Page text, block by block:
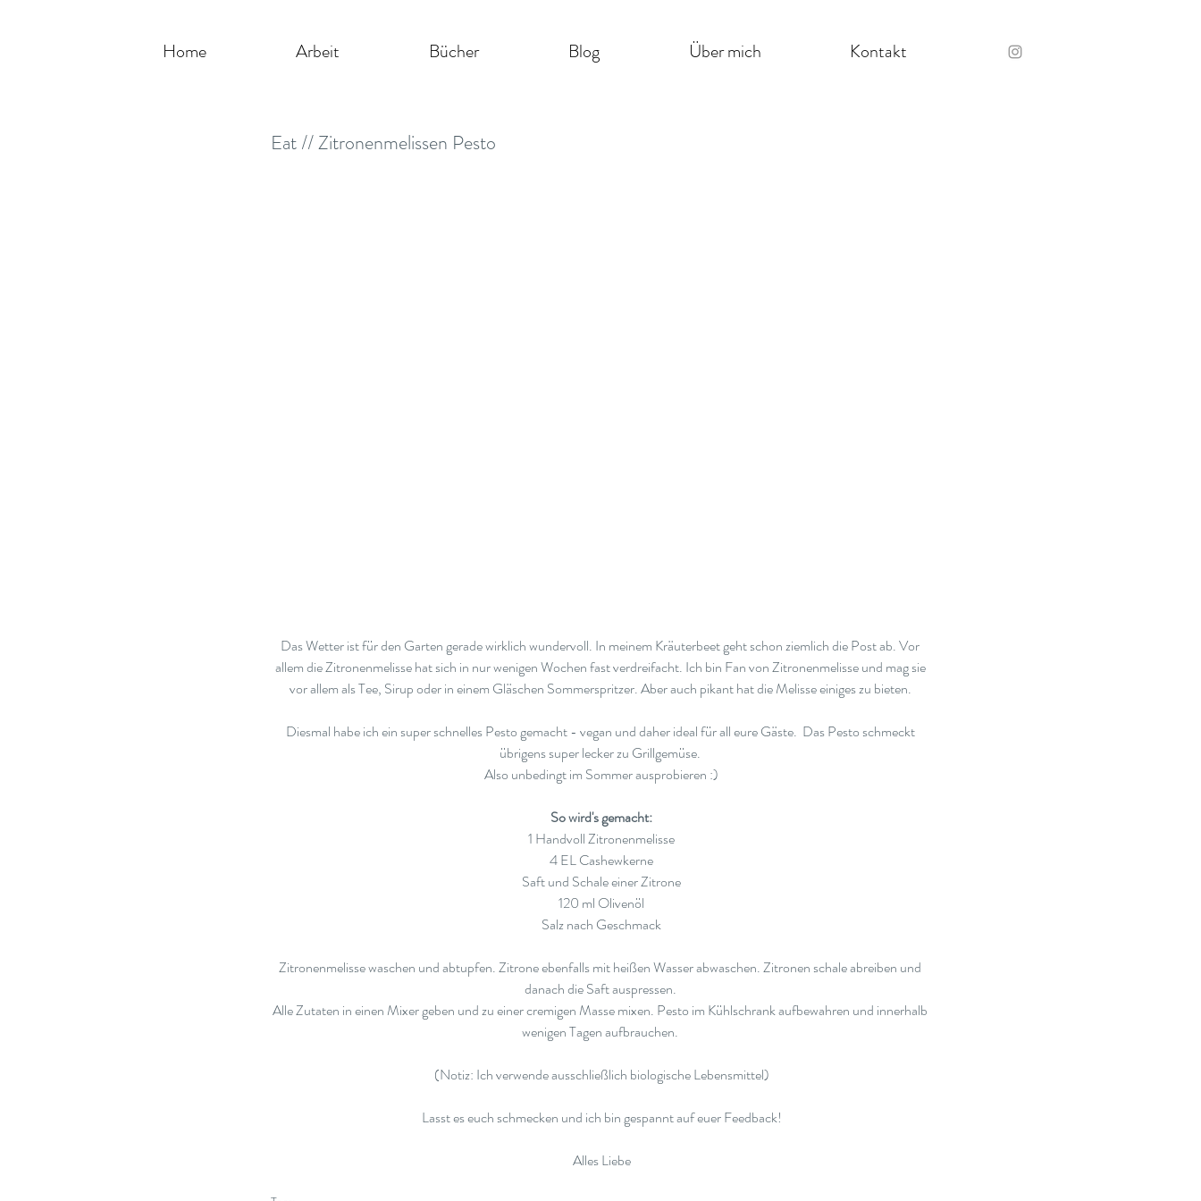
Home Arbeit Bücher Blog Über mich Kontakt
Eat // Zitronenmelissen Pesto
Das Wetter ist für den Garten gerade wirklich wundervoll. In meinem Kräuterbeet geht schon ziemlich die Post ab. Vor
allem die Zitronenmelisse hat sich in nur wenigen Wochen fast verdreifacht. Ich bin Fan von Zitronenmelisse und mag sie
vor allem als Tee, Sirup oder in einem Gläschen Sommerspritzer. Aber auch pikant hat die Melisse einiges zu bieten.
Diesmal habe ich ein super schnelles Pesto gemacht - vegan und daher ideal für all eure Gäste.  Das Pesto schmeckt
übrigens super lecker zu Grillgemüse.
Also unbedingt im Sommer ausprobieren :)
So wird's gemacht:
1 Handvoll Zitronenmelisse
4 EL Cashewkerne
Saft und Schale einer Zitrone
120 ml Olivenöl
Salz nach Geschmack
Zitronenmelisse waschen und abtupfen. Zitrone ebenfalls mit heißen Wasser abwaschen. Zitronen schale abreiben und
danach die Saft auspressen.
Alle Zutaten in einen Mixer geben und zu einer cremigen Masse mixen. Pesto im Kühlschrank aufbewahren und innerhalb
wenigen Tagen aufbrauchen.
(Notiz: Ich verwende ausschließlich biologische Lebensmittel)
Lasst es euch schmecken und ich bin gespannt auf euer Feedback!
Alles Liebe